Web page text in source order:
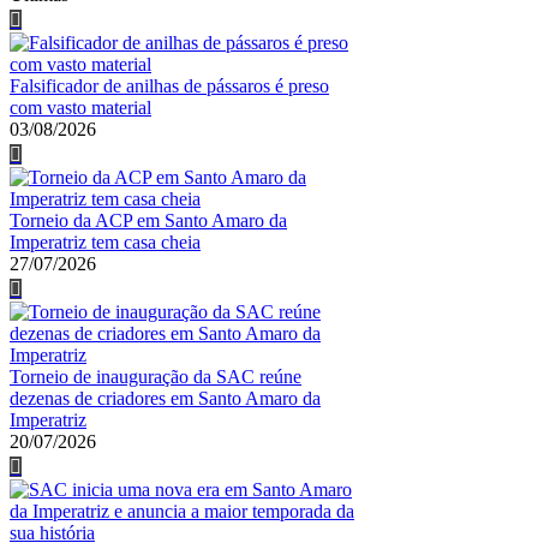
Falsificador de anilhas de pássaros é preso
com vasto material
03/08/2026
Torneio da ACP em Santo Amaro da
Imperatriz tem casa cheia
27/07/2026
Torneio de inauguração da SAC reúne
dezenas de criadores em Santo Amaro da
Imperatriz
20/07/2026